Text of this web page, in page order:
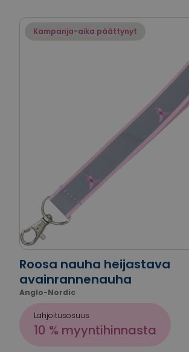
Kampanja-aika päättynyt
Roosa nauha heijastava
avainrannenauha
Anglo-Nordic
Lahjoitusosuus
10 % myyntihinnasta